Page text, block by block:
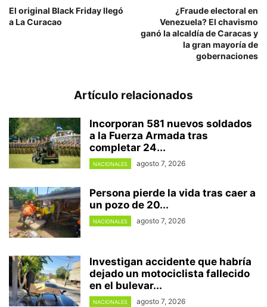
El original Black Friday llegó
a La Curacao
¿Fraude electoral en
Venezuela? El chavismo
ganó la alcaldía de Caracas y
la gran mayoría de
gobernaciones
Artículo relacionados
Incorporan 581 nuevos soldados
a la Fuerza Armada tras
completar 24...
NACIONALES agosto 7, 2026
Persona pierde la vida tras caer a
un pozo de 20...
NACIONALES agosto 7, 2026
Investigan accidente que habría
dejado un motociclista fallecido
en el bulevar...
NACIONALES agosto 7, 2026